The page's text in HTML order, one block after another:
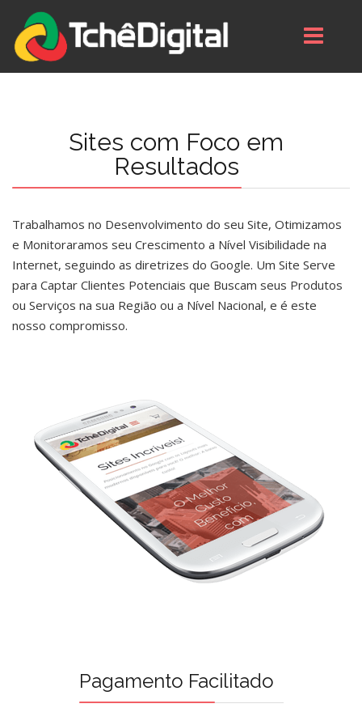
Sites com Foco em
Resultados
Trabalhamos no Desenvolvimento do seu Site, Otimizamos
e Monitoraramos seu Crescimento a Nível Visibilidade na
Internet, seguindo as diretrizes do Google. Um Site Serve
para Captar Clientes Potenciais que Buscam seus Produtos
ou Serviços na sua Região ou a Nível Nacional, e é este
nosso compromisso.
Pagamento Facilitado